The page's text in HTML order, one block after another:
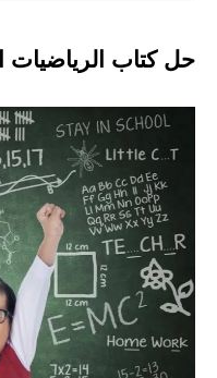
حل كتاب الرياضيات